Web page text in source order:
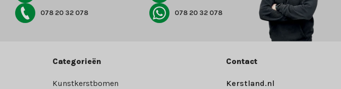
078 20 32 078 078 20 32 078
Categorieën
Kunstkerstbomen
Contact
Kerstland.nl